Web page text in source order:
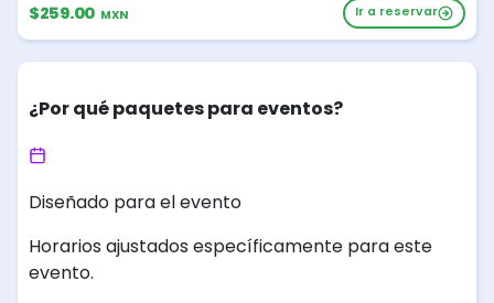
$259.00 MXN Ir a reservar
¿Por qué paquetes para eventos?
Diseñado para el evento
Horarios ajustados específicamente para este
evento.